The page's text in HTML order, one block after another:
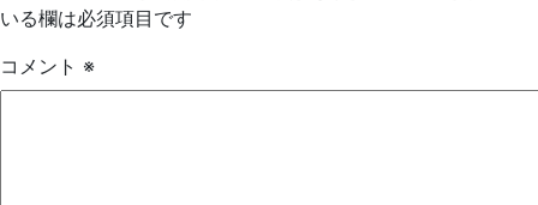
ゲ
ー
いる欄は必須項目です
コメント ※